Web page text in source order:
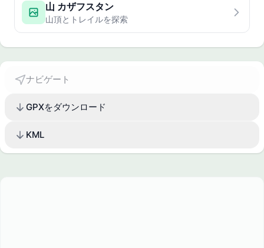
山 カザフスタン
山頂とトレイルを探索
ナビゲート
GPXをダウンロード
KML